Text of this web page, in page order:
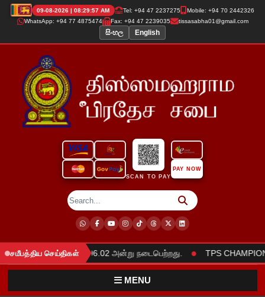
09-08-2026 | 08:29:57 AM Tel: +94 47 2237275
Mobile: +94 70 2442326
WhatsApp: +94 77 4875474
Fax: +94 47 2239035 tissasabha01@gmail.com
සිංහල English
SCAN TO PAY
PAY NOW
சமீபத்திய செய்திகள்
நிகழ்வு 2025.06.02 அன்று நடைபெற்றது. TPS
MENU